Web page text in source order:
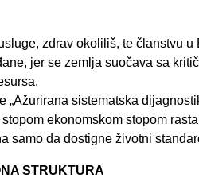
zdrav okoliliš, te članstvu u
jer se zemlja suočava sa
sistematska
ekonomskom stopom
samo da dostigne životni
STRUKTURA